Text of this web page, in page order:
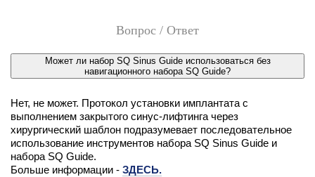
Вопрос / Ответ
Может ли набор SQ Sinus Guide использоваться без
навигационного набора SQ Guide?
Нет, не может. Протокол установки имплантата с
выполнением закрытого синус-лифтинга через
хирургический шаблон подразумевает последовательное
использование инструментов набора SQ Sinus Guide и
набора SQ Guide.
Больше информации - ЗДЕСЬ.